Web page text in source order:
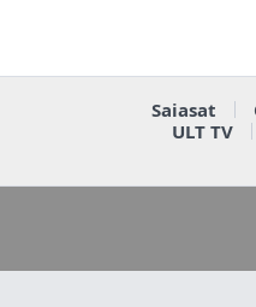
Saiasat
ULT TV